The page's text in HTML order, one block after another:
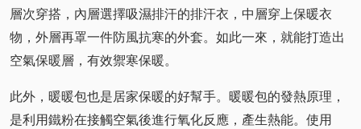
層次穿搭，內層選擇吸濕排汗的排汗衣，中層穿上保暖衣
物，外層再罩一件防風抗寒的外套。如此一來，就能打造出
空氣保暖層，有效禦寒保暖。
此外，暖暖包也是居家保暖的好幫手。暖暖包的發熱原理，
是利用鐵粉在接觸空氣後進行氧化反應，產生熱能。使用